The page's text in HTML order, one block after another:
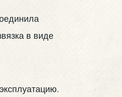
в виде